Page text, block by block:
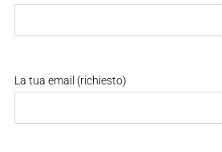
La tua email (richiesto)